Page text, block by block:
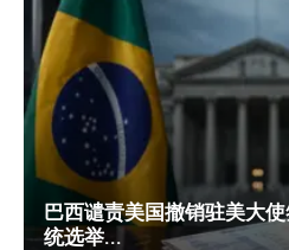
巴西谴责美国撤销驻美大
统选举...